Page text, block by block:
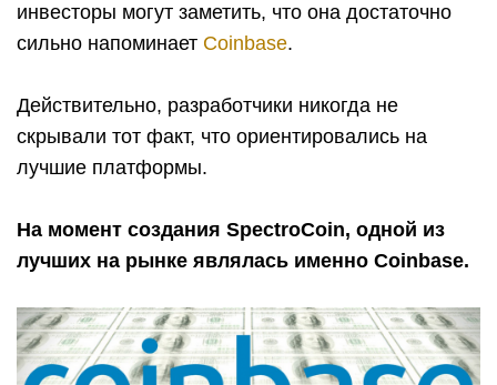
инвесторы могут заметить, что она достаточно
сильно напоминает Coinbase.
Действительно, разработчики никогда не
скрывали тот факт, что ориентировались на
лучшие платформы.
На момент создания SpectroCoin, одной из
лучших на рынке являлась именно Coinbase.